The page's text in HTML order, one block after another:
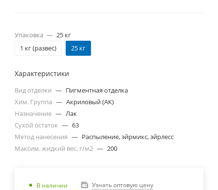
Упаковка — 25 кг
1 кг (развес)
25 кг
Характеристики
Вид отделки — Пигментная отделка
Хим. Группа — Акриловый (АК)
Назначение — Лак
Сухой остаток — 63
Метод нанесения — Распыление, эйрмикс, эйрлесс
Максим. жидкий вес, г/м2 — 200
В наличии
Узнать оптовую цену